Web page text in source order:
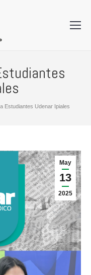
Estudiantes Udenar Ipiales
May
13
2025